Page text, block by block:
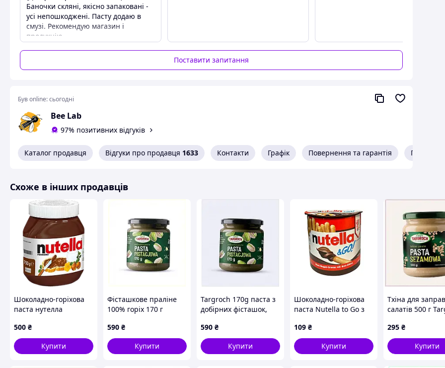
Баночки скляні, якісно запаковані -
усі непошкоджені. Пасту додаю в
смузі. Рекомендую магазин і
продукцію.
Переваги
дуже смачна.
цінність і складом (крім кеш'ю).
Поставити запитання
Був online:сьогодні
Bee Lab
97% позитивних відгуків
Каталог продавця Відгуки про продавця 1633 Контакти Графік Повернення та гарантія Про
Схоже в інших продавців
Шоколадно-горіхова
паста нутелла
500 ₴
Купити
Фісташкове праліне
100% горіх 170 г
4A11K904H1
590 ₴
Купити
Targroch 170g паста з
добірних фісташок,
590 ₴
Купити
Шоколадно-горіхова
паста Nutella to Go з
52г (61508)
109 ₴
Купити
Тхіна для
салатів 500 г
295 ₴
Купити